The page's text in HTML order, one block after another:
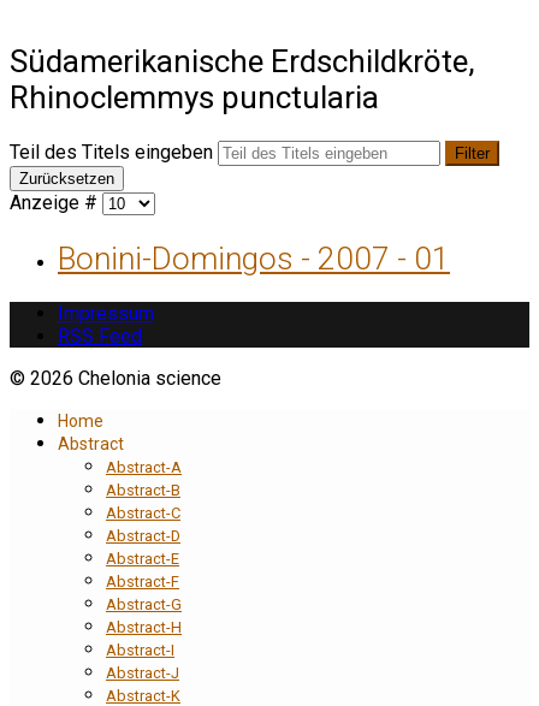
Südamerikanische Erdschildkröte,
Rhinoclemmys punctularia
Teil des Titels eingeben
Filter
Zurücksetzen
Anzeige #
Bonini-Domingos - 2007 - 01
Impressum
RSS Feed
© 2026 Chelonia science
Home
Abstract
Abstract-A
Abstract-B
Abstract-C
Abstract-D
Abstract-E
Abstract-F
Abstract-G
Abstract-H
Abstract-I
Abstract-J
Abstract-K